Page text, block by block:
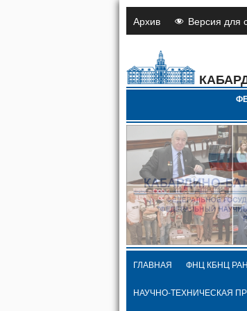
Архив Версия для
ГЛАВНАЯ ФНЦ КБНЦ РАН
НАУЧНО-ТЕХНИЧЕСКАЯ